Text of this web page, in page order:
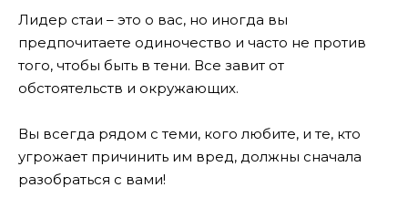
Лидер стаи – это о вас, но иногда вы
предпочитаете одиночество и часто не против
того, чтобы быть в тени. Все завит от
обстоятельств и окружающих.
Вы всегда рядом с теми, кого любите, и те, кто
угрожает причинить им вред, должны сначала
разобраться с вами!